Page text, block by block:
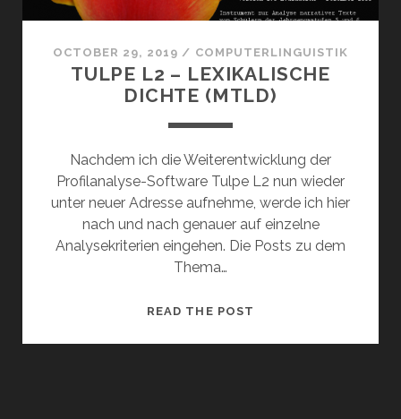
OCTOBER 29, 2019 / COMPUTERLINGUISTIK
TULPE L2 – LEXIKALISCHE
DICHTE (MTLD)
Nachdem ich die Weiterentwicklung der
Profilanalyse-Software Tulpe L2 nun wieder
unter neuer Adresse aufnehme, werde ich hier
nach und nach genauer auf einzelne
Analysekriterien eingehen. Die Posts zu dem
Thema…
READ THE POST